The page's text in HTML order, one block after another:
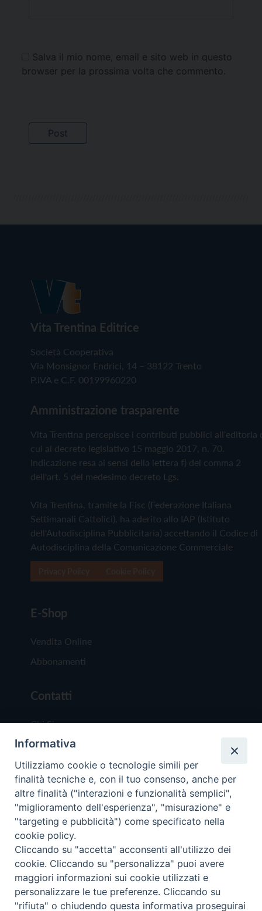
Salva il mio nome, email e sito web in questo
browser per la prossima volta che commento.
Vita Trentina Editrice
Società Cooperativa
Via Monsignor Endrici, 14 – 38122 Trento
P.IVA e C.F. 00199960220
Amministrazione trasparente
Vita Trentina percepisce i contributi pubblici all'editoria
cui al decreto legislativo 15 maggio 2017, n. 70.
Indicazione resa ai sensi della lettera f) del comma 2
dell'art. 5 del medesimo decreto Lgs.
Vita Trentina, tramite la Fisc (Federazione Italiana
Settimanali Cattolici), ha aderito allo IAP (Istituto
dell'Autodisciplina Pubblicitaria) accettando il Codice di
Autodisciplina della Comunicazione Commerciale
E-Shop
Vendita Online
Abbonamenti
Contatti
Chi Siamo
Redazione
Scrivici
Copyright © 2019 - Tutti i diritti riservati - Vita
Trentina Editrice
Privacy Policy
Torna
Informativa
Utilizziamo cookie o tecnologie simili per
finalità tecniche e, con il tuo consenso, anche per
altre finalità ("interazioni e funzionalità semplici",
"miglioramento dell'esperienza", "misurazione" e
"targeting e pubblicità") come specificato nella
cookie policy.
Cliccando su "accetta" acconsenti all'utilizzo dei
cookie. Cliccando su "personalizza" puoi avere
maggiori informazioni sui cookie utilizzati e
personalizzare le tue preferenze. Cliccando su
"rifiuta" o chiudendo questa informativa proseguirai